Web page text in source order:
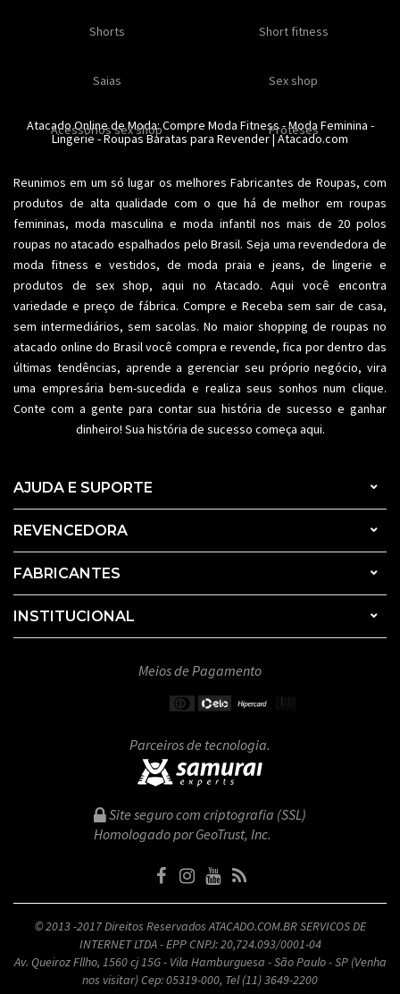
Moda feminina Moda íntima
Moda fitness Moda praia
Plus size Acessórios femininos
Acessórios masculinos Moda íntima
Calcinhas Soutiens
Conjuntos Modeladores
Shorts Short fitness
Saias Sex shop
Acessorios sex shop Proteses
Ofertas Roupas para revender
Atacado Online de Moda: Compre Moda Fitness-Moda Feminina -
Lingerie-Roupas Baratas para Revender| Atacado.com
Reunimos em um só lugar os melhoresFabricantes de Roupas, com
produtos de alta qualidade com o que há de melhor em roupas
femininas, moda masculina e moda infantil nos mais de 20 polos
roupas no atacado espalhados pelo Brasil. Seja uma revendedora de
moda fitness e vestidos, de moda praia e jeans, de lingerie e
produtos de sex shop, aqui no Atacado. Aqui você encontra
variedade e preço de fábrica. Compre e Receba sem sair de casa,
sem intermediários, sem sacolas. No maior shopping de roupas no
atacado online do Brasil você compra e revende, fica por dentro das
últimas tendências, aprende a gerenciar seu próprio negócio, vira
uma empresária bem-sucedida e realiza seus sonhos num clique.
Conte com a gente para contar sua história de sucesso e ganhar
dinheiro! Sua história de sucesso começa aqui.
AJUDA E SUPORTE
REVENCEDORA
FABRICANTES
INSTITUCIONAL
Meios de Pagamento
Parceiros de tecnologia.
Site seguro com criptografia (SSL)
Homologado por GeoTrust, Inc.
© 2013 -2017 Direitos Reservados ATACADO.COM.BR SERVICOS DE
INTERNET LTDA - EPP CNPJ: 20,724.093/0001-04
Av. Queiroz Fllho, 1560 cj 15G - Vila Hamburguesa - São Paulo - SP (Venha
nos visitar) Cep: 05319-000, Tel (11) 3649-2200